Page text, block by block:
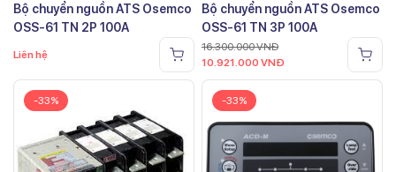
Bộ chuyển nguồn ATS Osemco
OSS-61 TN 2P 100A
Liên hệ
Bộ chuyển nguồn ATS Osemco
OSS-61 TN 3P 100A
16.300.000VNĐ
10.921.000 VNĐ
-33% -33%